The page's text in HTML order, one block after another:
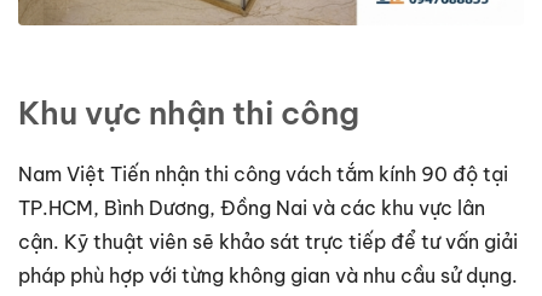
Khu vực nhận thi công
Nam Việt Tiến nhận thi công vách tắm kính 90 độ tại
TP.HCM, Bình Dương, Đồng Nai và các khu vực lân
cận. Kỹ thuật viên sẽ khảo sát trực tiếp để tư vấn giải
pháp phù hợp với từng không gian và nhu cầu sử dụng.